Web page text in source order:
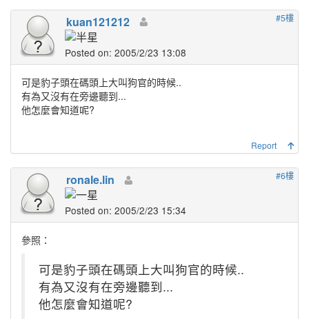
#5樓
kuan121212
Posted on: 2005/2/23 13:08
可是豹子頭在碼頭上大叫狗官的時候..
有為又沒有在旁邊聽到...
他怎麼會知道呢?
Report
#6樓
ronale.lin
Posted on: 2005/2/23 15:34
參照：
可是豹子頭在碼頭上大叫狗官的時候..
有為又沒有在旁邊聽到...
他怎麼會知道呢?